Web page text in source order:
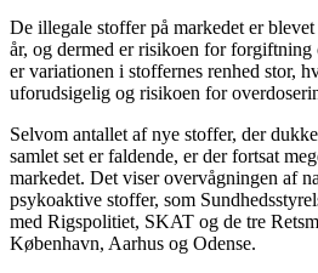
De illegale stoffer på markedet er
år, og dermed er risikoen for forgiftning
er variationen i stoffernes renhed stor,
uforudsigelig og risikoen for
Selvom antallet af nye stoffer, der
samlet set er faldende, er der fortsat
markedet. Det viser overvågningen af
psykoaktive stoffer, som
med Rigspolitiet, SKAT og de tre
København, Aarhus og Odense.